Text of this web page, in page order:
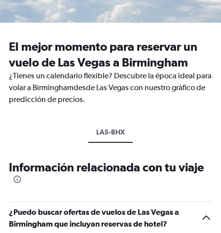
El mejor momento para reservar un
vuelo de Las Vegas a Birmingham
¿Tienes un calendario flexible? Descubre la época ideal para
volar a Birminghamdesde Las Vegas con nuestro gráfico de
predicción de precios.
LAS-BHX
Información relacionada con tu viaje
¿Puedo buscar ofertas de vuelos de Las Vegas a
Birmingham que incluyan reservas de hotel?